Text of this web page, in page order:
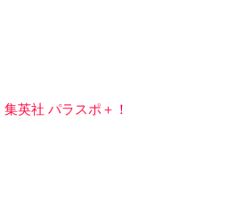
集英社 パラスポ＋！